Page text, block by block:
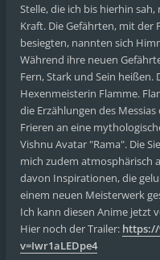
Stelle, die ich bis hierhin
Kraft. Die Gefährten, mit
besiegten, nannten sich
Während ihre neuen
Fern, Stark und Sein
Hexenmeisterin Flamme.
die Erzählungen des
Frieren an eine
Vishnu Avatar "Rama". Die
mich zudem atmosphärisch
davon Inspirationen, die
einem neuen Meisterwerk
Ich kann diesen Anime jetzt
Hier noch der Trailer:
v=Iwr1aLEDpe4